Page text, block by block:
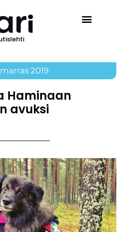
marras 2019
Haminaan
avuksi